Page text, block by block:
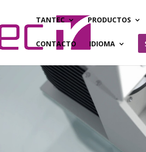
TANTEC PRODUCTOS
CONTACTO IDIOMA